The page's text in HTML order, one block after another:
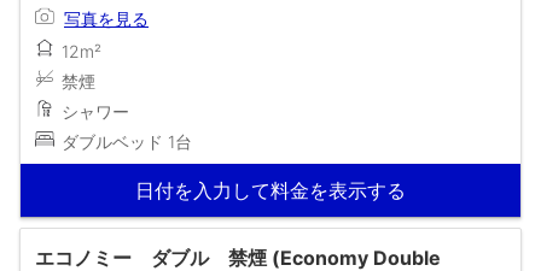
写真を見る
12m²
禁煙
シャワー
ダブルベッド 1台
日付を入力して料金を表示する
エコノミー ダブル 禁煙 (Economy Double